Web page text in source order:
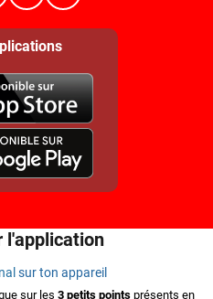
l'application
sur ton appareil
sur les 3 petits points présents en